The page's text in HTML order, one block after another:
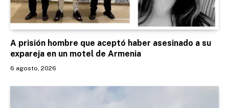
A prisión hombre que aceptó haber asesinado a su
expareja en un motel de Armenia
6 agosto, 2026